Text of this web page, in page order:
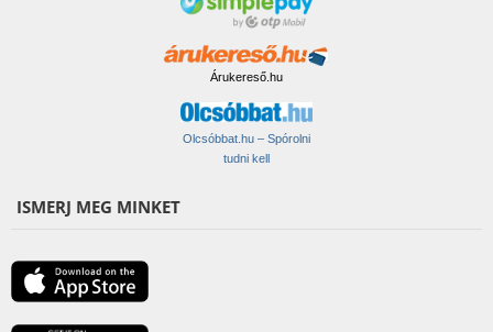
Árukereső.hu
Olcsóbbat.hu – Spórolni
tudni kell
ISMERJ MEG MINKET